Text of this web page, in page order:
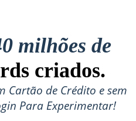
milhões de
criados.
Cartão de Crédito e sem
Para Experimentar!